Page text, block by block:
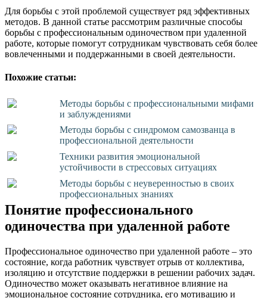
Для борьбы с этой проблемой существует ряд эффективных
методов. В данной статье рассмотрим различные способы
борьбы с профессиональным одиночеством при удаленной
работе, которые помогут сотрудникам чувствовать себя более
вовлеченными и поддержанными в своей деятельности.
Похожие статьи:
Методы борьбы с профессиональными мифами
и заблуждениями
Методы борьбы с синдромом самозванца в
профессиональной деятельности
Техники развития эмоциональной
устойчивости в стрессовых ситуациях
Методы борьбы с неуверенностью в своих
профессиональных знаниях
Понятие профессионального
одиночества при удаленной работе
Профессиональное одиночество при удаленной работе – это
состояние, когда работник чувствует отрыв от коллектива,
изоляцию и отсутствие поддержки в решении рабочих задач.
Одиночество может оказывать негативное влияние на
эмоциональное состояние сотрудника, его мотивацию и